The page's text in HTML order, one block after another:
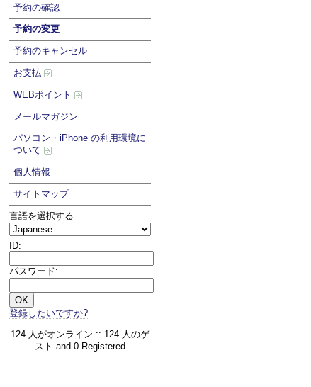
予約の確認
予約の変更
予約のキャンセル
お支払
WEBポイント
メールマガジン
パソコン・iPhone の利用環境に
ついて
個人情報
サイトマップ
言語を選択する
ID:
パスワード:
登録したいですか?
124 人がオンライン :: 124 人のゲ
スト and 0 Registered